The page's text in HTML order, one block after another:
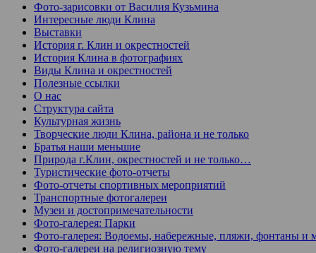
Фото-зарисовки от Василия Кузьмина
Интересные люди Клина
Выставки
История г. Клин и окрестностей
История Клина в фотографиях
Виды Клина и окрестностей
Полезные ссылки
О нас
Структура сайта
Культурная жизнь
Творческие люди Клина, района и не только
Братья наши меньшие
Природа г.Клин, окрестностей и не только…
Туристические фото-отчеты
Фото-отчеты спортивных мероприятий
Транспортные фотогалереи
Музеи и достопримечательности
Фото-галерея: Парки
Фото-галерея: Водоемы, набережные, пляжи, фонтаны и
Фото-галереи на религиозную тему